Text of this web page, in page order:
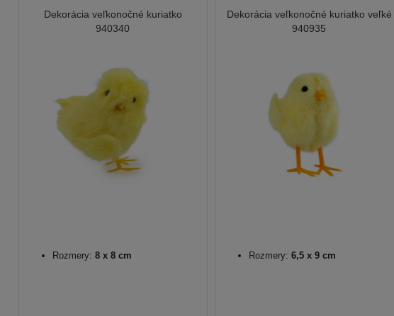
Dekorácia veľkonočné kuriatko
940340
Rozmery: 8 x 8 cm
Dekorácia veľkonočné kuriatko veľké
940935
Rozmery: 6,5 x 9 cm